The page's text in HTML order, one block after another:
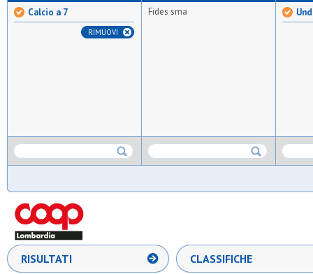
Calcio a 7
RIMUOVI
Fides sma
RISULTATI CLASSIFICHE